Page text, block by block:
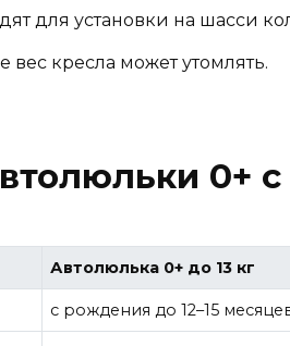
для установки на шасси
вес кресла может утомлять.
0+
Автолюлька 0+ до 13 кг
с рождения до 12–15